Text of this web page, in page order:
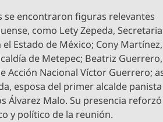
se encontraron figuras relevantes
como Lety Zepeda, Secretaria
el Estado de México; Cony Martínez,
de Metepec; Beatriz Guerrero,
Acción Nacional Víctor Guerrero;
esposa del primer alcalde panista
Álvarez Malo. Su presencia reforzó
y político de la reunión.